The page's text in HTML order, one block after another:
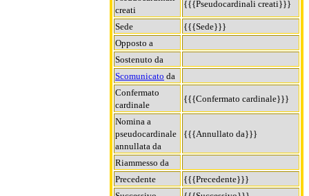
creati
{{{Pseudocardinali creati}}}
Sede
{{{Sede}}}
Opposto a
Sostenuto da
Scomunicato da
Confermato
cardinale
{{{Confermato cardinale}}}
Nomina a
pseudocardinale
annullata da
{{{Annullato da}}}
Riammesso da
Precedente
{{{Precedente}}}